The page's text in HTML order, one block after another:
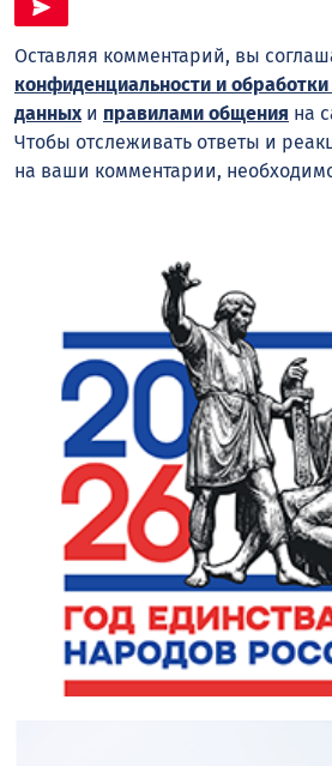
Оставляя комментарий, вы
конфиденциальности и
данныхи правилами общения на
Чтобы отслеживать ответы и
на ваши комментарии,